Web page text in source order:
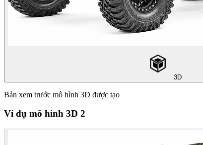
3D
Bản xem trước mô hình 3D được tạo
Ví dụ mô hình 3D 2